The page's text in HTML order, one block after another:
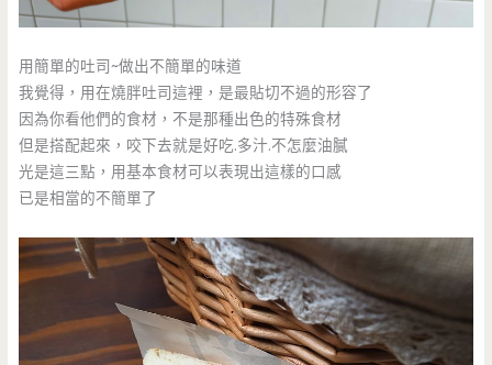
用簡單的吐司~做出不簡單的味道
我覺得，用在燒胖吐司這裡，是最貼切不過的形容了
因為你看他們的食材，不是那種出色的特殊食材
但是搭配起來，咬下去就是好吃.多汁.不怎麼油膩
光是這三點，用基本食材可以表現出這樣的口感
已是相當的不簡單了